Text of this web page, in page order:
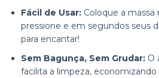
Fácil de Usar: Coloque a
pressione e em segundos seus
para encantar!
Sem Bagunça, Sem Grudar: O
facilita a limpeza,